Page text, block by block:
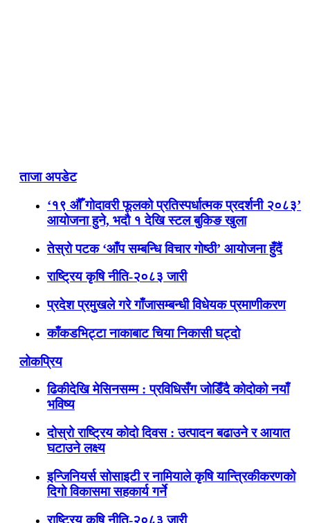
ताजा अपडेट
‘१९ औँ गोदावरी फूलको प्रतिस्पर्धात्मक प्रदर्शनी २०८३’
आयोजना हुने, भदौ १ देखि स्टल बुकिङ खुला
तेस्रो पटक ‘आँप सम्बन्धि विचार गोष्ठी’ आयोजना हुँदैं
राष्ट्रिय कृषि नीति-२०८३ जारी
प्रदेश प्रमुखले गरे गाँजासम्बन्धी विधेयक प्रमाणीकरण
काँकडभिट्टा नाकाबाट चिया निकासी घट्दो
लोकप्रिय
ढिकीदेखि मेसिनसम्म : प्रविधिसँग जोडिँदै कोदोको नयाँ
भविष्य
दोस्रो राष्ट्रिय कोदो दिवस : उत्पादन बढाउने र आयात
घटाउने लक्ष्य
इन्जिनियर्स सोसाइटी र नामियाले कृषि यान्त्रिकीकरणको
दिगो विकासमा सहकार्य गर्ने
राष्ट्रिय कृषि नीति-२०८३ जारी